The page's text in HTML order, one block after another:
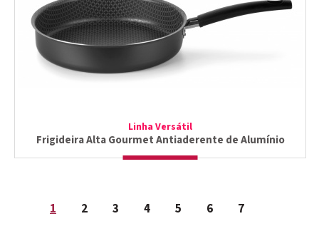
Linha Versátil
Frigideira Alta Gourmet Antiaderente de Alumínio
1 2 3 4 5 6 7